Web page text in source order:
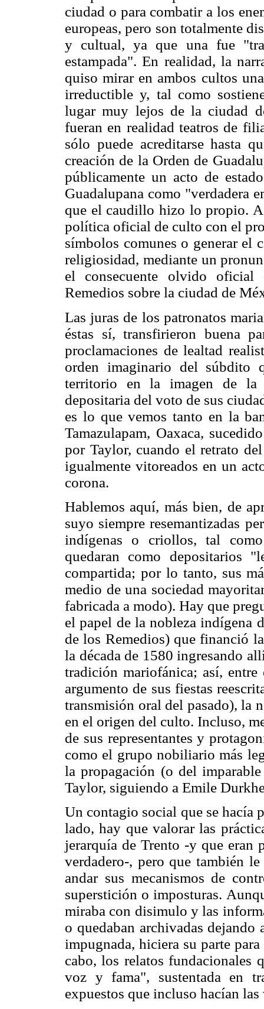
ciudad o para combatir a los
europeas, pero son totalmente
y cultual, ya que una fue
estampada". En realidad, la
quiso mirar en ambos cultos
irreductible y, tal como
lugar muy lejos de la ciudad
fueran en realidad teatros de
sólo puede acreditarse hasta
creación de la Orden de
públicamente un acto de
Guadalupana como "verdadera
que el caudillo hizo lo propio.
política oficial de culto con el
símbolos comunes o generar el
religiosidad, mediante un
el consecuente olvido oficial
Remedios sobre la ciudad de
Las juras de los patronatos
éstas sí, transfirieron buena
proclamaciones de lealtad
orden imaginario del súbdito
territorio en la imagen de la
depositaria del voto de sus
es lo que vemos tanto en la
Tamazulapam, Oaxaca,
por Taylor, cuando el retrato
igualmente vitoreados en un
corona.
Hablemos aquí, más bien, de
suyo siempre resemantizadas
indígenas o criollos, tal
quedaran como depositarios
compartida; por lo tanto, sus
medio de una sociedad
fabricada a modo). Hay que
el papel de la nobleza indígena
de los Remedios) que financió
la década de 1580 ingresando
tradición mariofánica; así,
argumento de sus fiestas
transmisión oral del pasado), la
en el origen del culto. Incluso,
de sus representantes y
como el grupo nobiliario más
la propagación (o del
Taylor, siguiendo a Emile
Un contagio social que se hacía
lado, hay que valorar las
jerarquía de Trento -y que eran
verdadero-, pero que también
andar sus mecanismos de
superstición o imposturas.
miraba con disimulo y las
o quedaban archivadas
impugnada, hiciera su parte
cabo, los relatos fundacionales
voz y fama", sustentada en
expuestos que incluso hacían